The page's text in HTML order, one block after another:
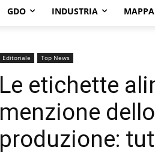
GDO INDUSTRIA
Editoriale Top News
Le etichette
menzione
produzione: